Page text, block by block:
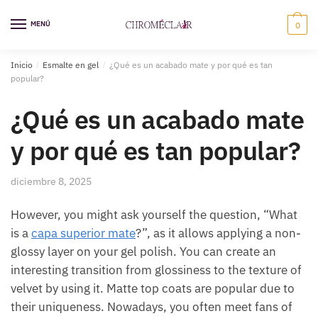
navegación
MENÚ 0
Inicio / Esmalte en gel / ¿Qué es un acabado mate y por qué es tan
popular?
¿Qué es un acabado mate
y por qué es tan popular?
diciembre 8, 2025
However, you might ask yourself the question, “What
is acapa superior mate?”, as it allows applying a non-
glossy layer on your gel polish. You can create an
interesting transition from glossiness to the texture of
velvet by using it. Matte top coats are popular due to
their uniqueness. Nowadays, you often meet fans of